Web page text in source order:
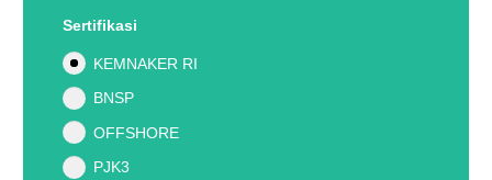
Sertifikasi
KEMNAKER RI
BNSP
OFFSHORE
PJK3